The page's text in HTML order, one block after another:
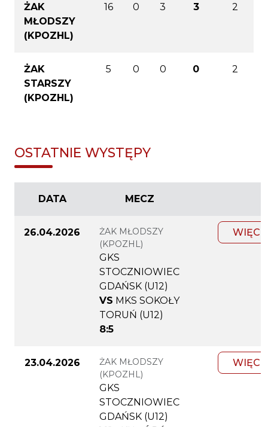
ŻAK
MŁODSZY
(KPOZHL)
16 0 3 3 2
ŻAK
STARSZY
(KPOZHL)
5 0 0 0 2
OSTATNIE WYSTĘPY
DATA MECZ
26.04.2026
ŻAK MŁODSZY
(KPOZHL)
GKS
STOCZNIOWIEC
GDAŃSK (U12)
VS MKS SOKOŁY
TORUŃ (U12)
8:5
23.04.2026
ŻAK MŁODSZY
(KPOZHL)
GKS
STOCZNIOWIEC
GDAŃSK (U12)